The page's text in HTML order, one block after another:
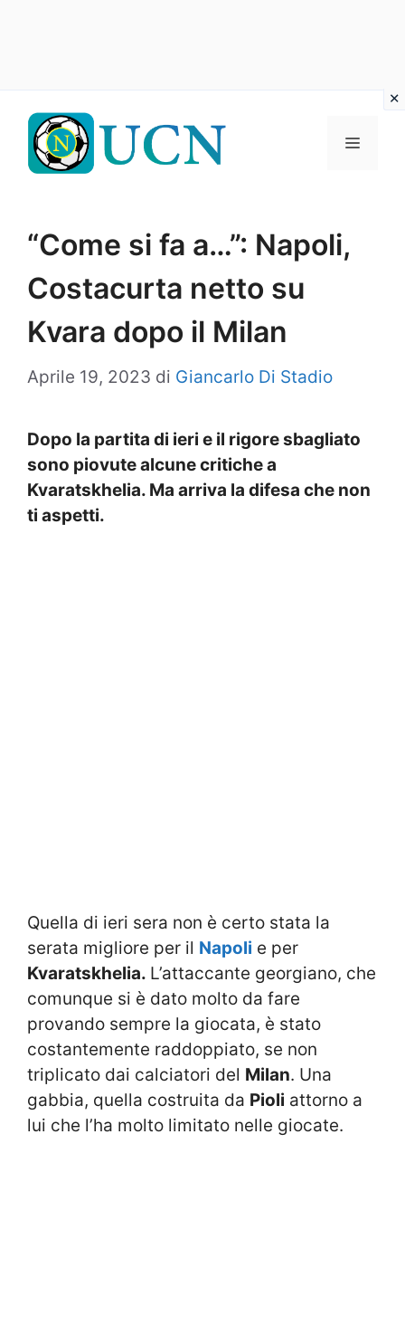
contenuto
Menu
“Come si fa a…”: Napoli,
Costacurta netto su
Kvara dopo il Milan
Aprile 19, 2023 di Giancarlo Di Stadio
Dopo la partita di ieri e il rigore sbagliato
sono piovute alcune critiche a
Kvaratskhelia. Ma arriva la difesa che non
ti aspetti.
Quella di ieri sera non è certo stata la
serata migliore per il Napoli e per
Kvaratskhelia. L’attaccante georgiano, che
comunque si è dato molto da fare
provando sempre la giocata, è stato
costantemente raddoppiato, se non
triplicato dai calciatori del Milan. Una
gabbia, quella costruita da Pioli attorno a
lui che l’ha molto limitato nelle giocate.